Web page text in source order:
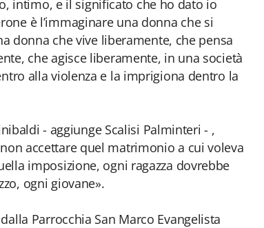
intimo, e il significato che ho dato io
è l’immaginare una donna che si
donna che vive liberamente, che pensa
che agisce liberamente, in una società
alla violenza e la imprigiona dentro la
- aggiunge Scalisi Palminteri - ,
accettare quel matrimonio a cui voleva
imposizione, ogni ragazza dovrebbe
ogni giovane».
Parrocchia San Marco Evangelista